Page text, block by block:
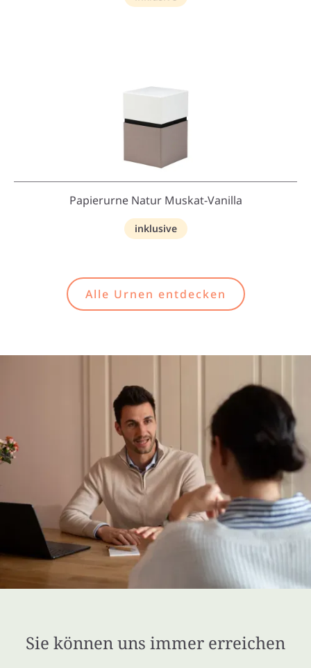
Papierurne Natur Muskat-Vanilla
inklusive
Alle Urnen entdecken
Sie können uns immer erreichen